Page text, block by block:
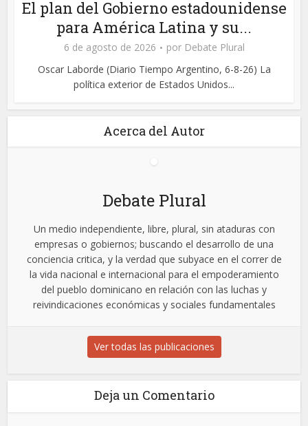
El plan del Gobierno estadounidense
para América Latina y su...
6 de agosto de 2026 por Debate Plural
Oscar Laborde (Diario Tiempo Argentino, 6-8-26) La
política exterior de Estados Unidos...
Acerca del Autor
Debate Plural
Un medio independiente, libre, plural, sin ataduras con
empresas o gobiernos; buscando el desarrollo de una
conciencia critica, y la verdad que subyace en el correr de
la vida nacional e internacional para el empoderamiento
del pueblo dominicano en relación con las luchas y
reivindicaciones económicas y sociales fundamentales
Ver todas las publicaciones
Deja un Comentario